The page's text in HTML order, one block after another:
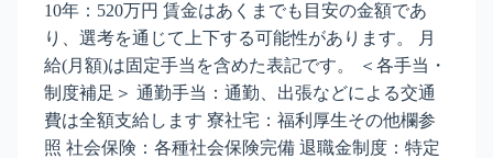
10年：520万円 賃金はあくまでも目安の金額であ
り、選考を通じて上下する可能性があります。 月
給(月額)は固定手当を含めた表記です。 ＜各手当・
制度補足＞ 通勤手当：通勤、出張などによる交通
費は全額支給します 寮社宅：福利厚生その他欄参
照 社会保険：各種社会保険完備 退職金制度：特定